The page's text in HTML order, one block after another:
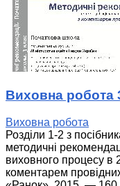
Виховна робота
Виховна робота
Розділи 1-2 з
методичні
виховного процесу в
коментарем